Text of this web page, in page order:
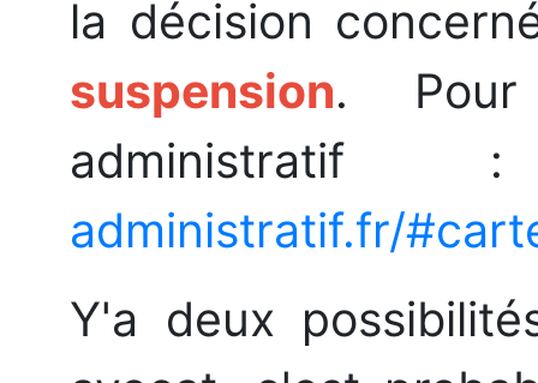
la décision
suspension. Pour
administratif.fr/
Y'a deux